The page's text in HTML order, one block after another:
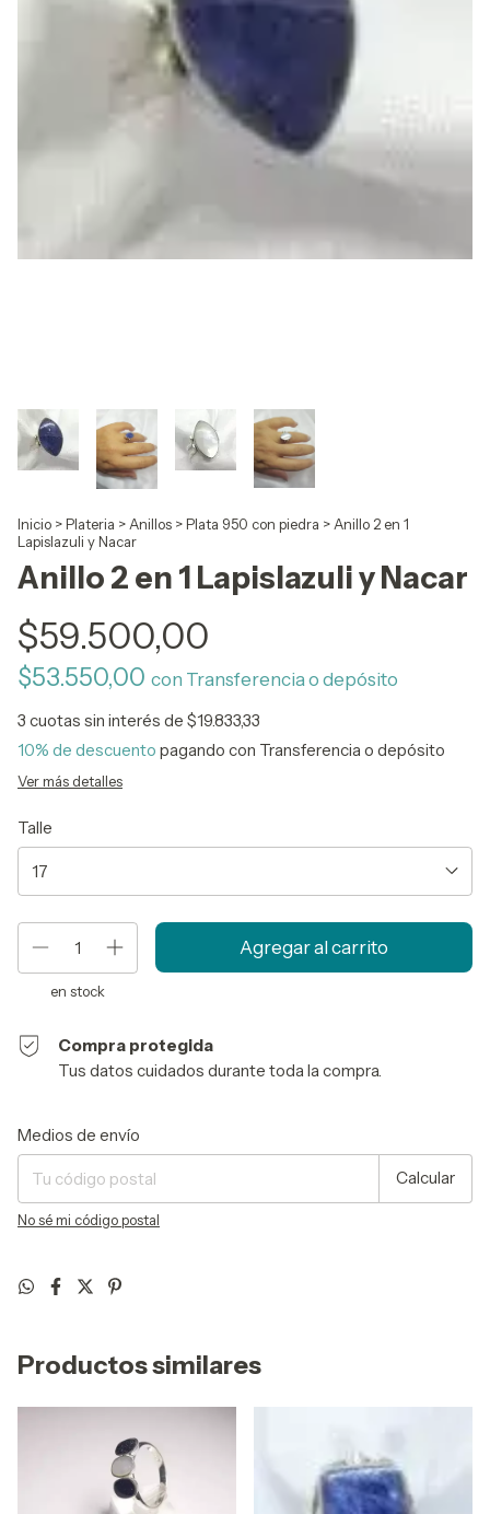
Inicio >Plateria > Anillos >Plata 950 con piedra > Anillo 2 en 1
Lapislazuli y Nacar
Anillo 2 en 1 Lapislazuli y Nacar
$59.500,00
$53.550,00 con Transferencia o depósito
3 cuotas sin interés de $19.833,33
10% de descuento pagando con Transferencia o depósito
Ver más detalles
Talle
en stock
Compra protegida
Tus datos cuidados durante toda la compra.
Entregas para el CP:
Medios de envío
Calcular
No sé mi código postal
Productos similares